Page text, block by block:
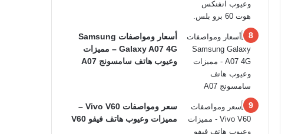
أسعار ومواصفات Samsung
Galaxy A07 4G – مميزات
وعيوب هاتف سامسونج A07
سعر ومواصفات Vivo V60 –
مميزات وعيوب هاتف فيفو V60